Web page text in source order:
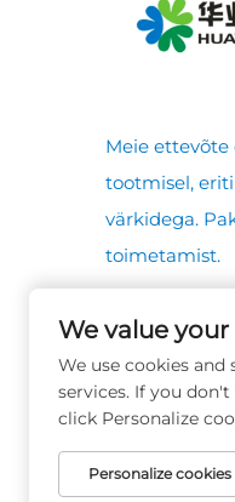
Meie
tootmisel,
värkidega.
toimetamist.
We value
We use cookies
services. If you
click Personalize
Personalize cookies